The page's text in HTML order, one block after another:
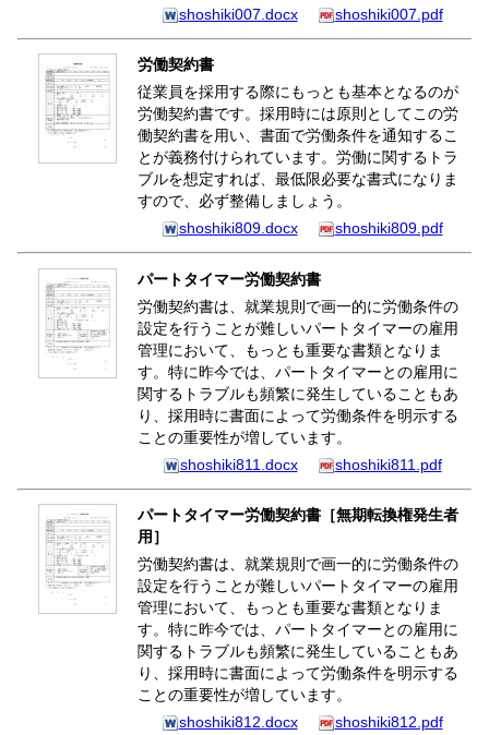
shoshiki007.docx shoshiki007.pdf
労働契約書
従業員を採用する際にもっとも基本となるのが
労働契約書です。採用時には原則としてこの労
働契約書を用い、書面で労働条件を通知するこ
とが義務付けられています。労働に関するトラ
ブルを想定すれば、最低限必要な書式になりま
すので、必ず整備しましょう。
shoshiki809.docx
shoshiki809.pdf
パートタイマー労働契約書
労働契約書は、就業規則で画一的に労働条件の
設定を行うことが難しいパートタイマーの雇用
管理において、もっとも重要な書類となりま
す。特に昨今では、パートタイマーとの雇用に
関するトラブルも頻繁に発生していることもあ
り、採用時に書面によって労働条件を明示する
ことの重要性が増しています。
shoshiki811.docx
shoshiki811.pdf
パートタイマー労働契約書［無期転換権発生者
用］
労働契約書は、就業規則で画一的に労働条件の
設定を行うことが難しいパートタイマーの雇用
管理において、もっとも重要な書類となりま
す。特に昨今では、パートタイマーとの雇用に
関するトラブルも頻繁に発生していることもあ
り、採用時に書面によって労働条件を明示する
ことの重要性が増しています。
shoshiki812.docx
shoshiki812.pdf